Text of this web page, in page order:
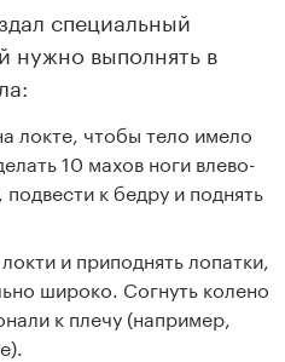
специальный
нужно выполнять в
локте, чтобы тело имело
10 махов ноги влево-
к бедру и поднять
и приподнять лопатки,
широко. Согнуть колено
к плечу (например,